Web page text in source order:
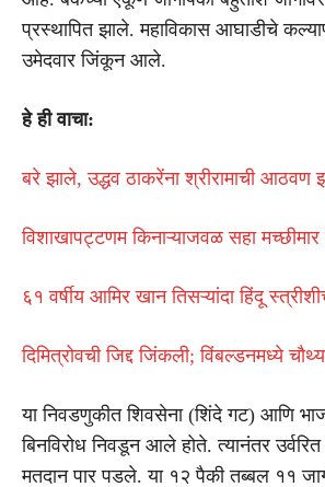
प्रस्थापित झाले. महाविकास आघाडीचे
उमेदवार जिंकून आले.
हे ही वाचा:
बरे झाले, उद्धव ठाकरेंना श्रीरामाची आठवण
विशाखापट्टणम किनाऱ्याजवळ सहा मच्छीमार
६१ वर्षीय आमिर खान तिसऱ्यांदा हिंदू
दिमित्रोवची जिद्द जिंकली; विंबल्डनमध्ये
या निवडणुकीत शिवसेना (शिंदे गट) आणि
बिनविरोध निवडून आले होते. त्यानंतर
मतदान पार पडले. या १२ पैकी तब्बल ११